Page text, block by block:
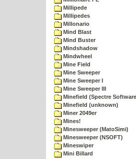
Millipede
Millipedes
Millonario
Mind Blast
Mind Buster
Mindshadow
Mindwheel
Mine Field
Mine Sweeper
Mine Sweeper I
Mine Sweeper III
Minefield (Spectre
Minefield (unknown)
Miner 2049er
Mines!
Minesweeper (MatoSimi)
Minesweeper (NSOFT)
Mineswiper
Mini Billard